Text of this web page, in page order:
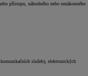
přístupu, náhodného nebo nezákonného
služeb), elektronických